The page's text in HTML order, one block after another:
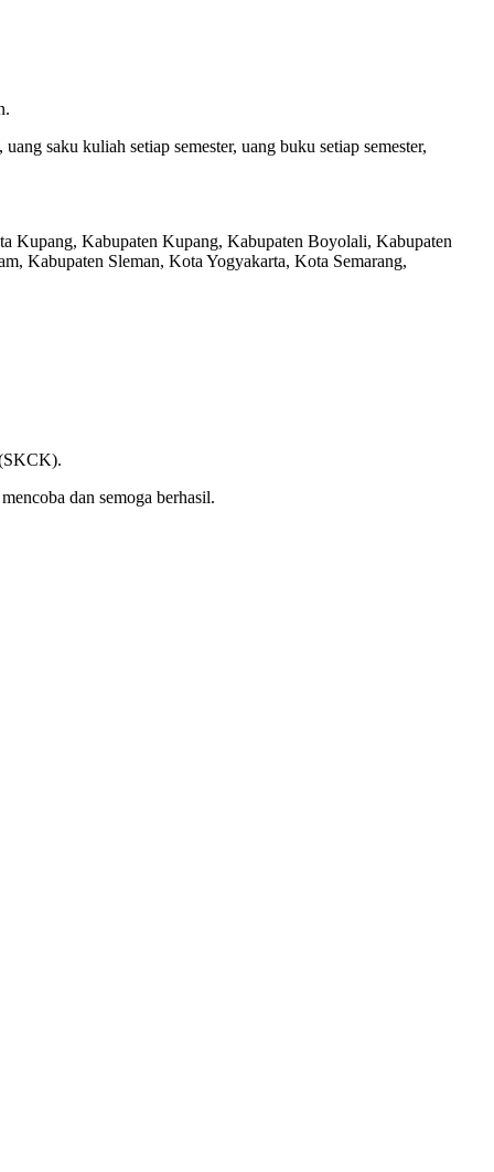
saku kuliah setiap semester, uang buku setiap semester,
Kupang, Kabupaten Kupang, Kabupaten Boyolali, Kabupaten
Kabupaten Sleman, Kota Yogyakarta, Kota Semarang,
dan semoga berhasil.